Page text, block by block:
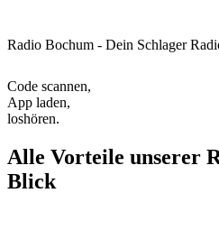
Radio Bochum - Dein Schlager
Code scannen,
App laden,
loshören.
Alle Vorteile unserer
Blick